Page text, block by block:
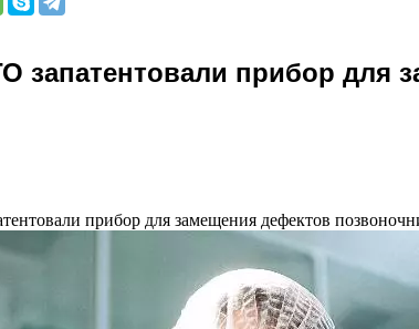
запатентовали прибор для
прибор для замещения дефектов